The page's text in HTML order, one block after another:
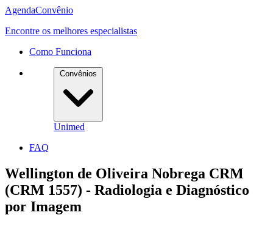
AgendaConvênio
Encontre os melhores especialistas
Como Funciona
Convênios
Unimed
FAQ
Wellington de Oliveira Nobrega CRM
(CRM 1557) - Radiologia e Diagnóstico
por Imagem